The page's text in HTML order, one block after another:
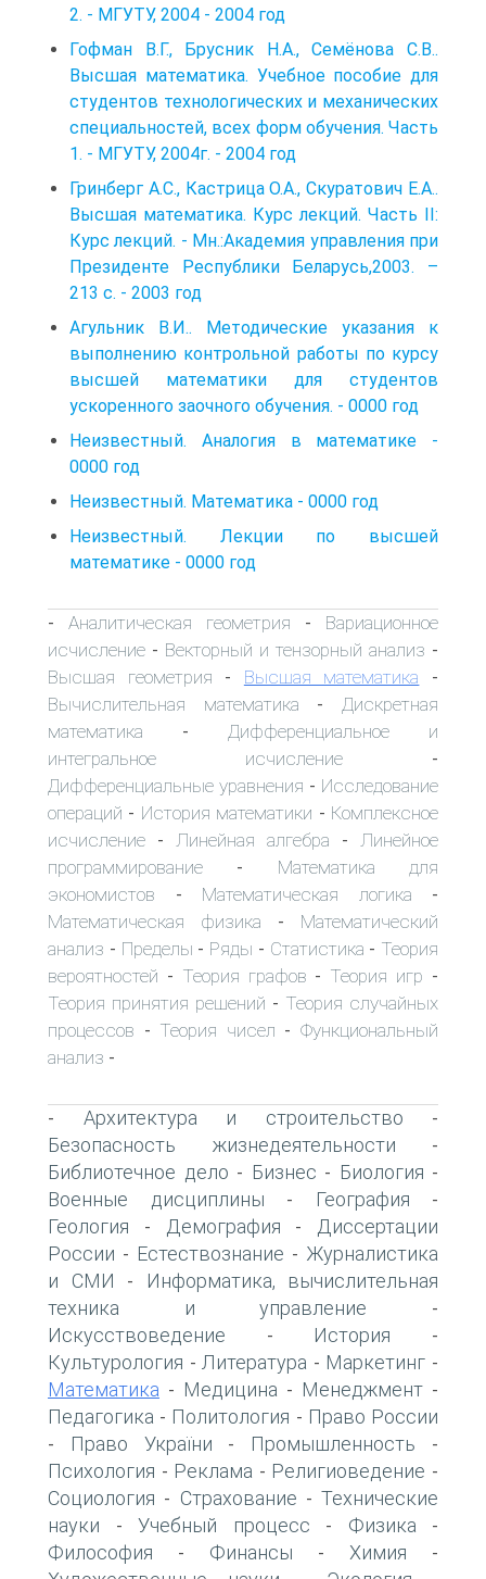
2. - МГУТУ, 2004 - 2004 год
Гофман В.Г., Брусник Н.А., Семёнова С.В..
Высшая математика. Учебное пособие для
студентов технологических и механических
специальностей, всех форм обучения. Часть
1. - МГУТУ, 2004г. - 2004 год
Гринберг А.С., Кастрица О.А., Скуратович Е.А..
Высшая математика. Курс лекций. Часть II:
Курс лекций. ‑ Мн.:Академия управления при
Президенте Республики Беларусь,2003. –
213 с. - 2003 год
Агульник В.И.. Методические указания к
выполнению контрольной работы по курсу
высшей математики для студентов
ускоренного заочного обучения. - 0000 год
Неизвестный. Аналогия в математике -
0000 год
Неизвестный. Математика - 0000 год
Неизвестный. Лекции по высшей
математике - 0000 год
- Аналитическая геометрия - Вариационное
исчисление - Векторный и тензорный анализ -
Высшая геометрия - Высшая математика -
Вычислительная математика - Дискретная
математика - Дифференциальное и
интегральное исчисление -
Дифференциальные уравнения - Исследование
операций - История математики - Комплексное
исчисление - Линейная алгебра -
Линейное
программирование - Математика для
экономистов - Математическая логика -
Математическая физика - Математический
анализ - Пределы - Ряды - Статистика - Теория
вероятностей - Теория графов - Теория игр -
Теория принятия решений - Теория случайных
процессов - Теория чисел -Функциональный
анализ -
- Архитектура и строительство -
Безопасность жизнедеятельности -
Библиотечное дело - Бизнес - Биология -
Военные дисциплины - География -
Геология - Демография -
Диссертации
России - Естествознание - Журналистика
и СМИ -
Информатика, вычислительная
техника и управление -
Искусствоведение - История -
Культурология - Литература - Маркетинг -
Математика - Медицина - Менеджмент -
Педагогика - Политология - Право России
- Право України - Промышленность -
Психология - Реклама - Религиоведение -
Социология - Страхование - Технические
науки - Учебный процесс - Физика -
Философия - Финансы - Химия -